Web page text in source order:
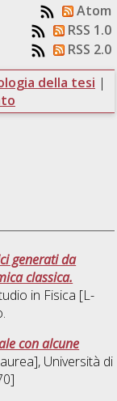
Atom
RSS 1.0
RSS 2.0
della tesi |
generati da
classica.
in Fisica [L-
con alcune
Università di